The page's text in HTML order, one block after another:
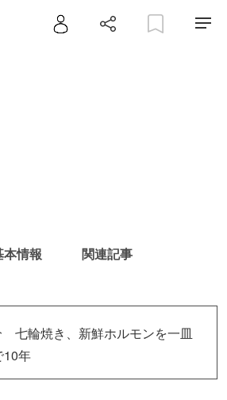
本情報 関連記事
七輪焼き、新鮮ホルモンを一皿
年